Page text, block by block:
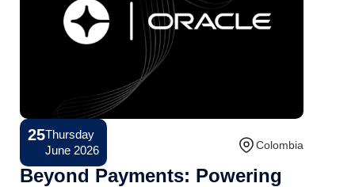
25Thursday
June 2026
Conference Colombia
Beyond Payments: Powering